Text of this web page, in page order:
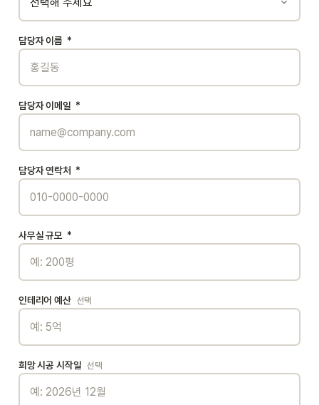
담당자 이름 *
담당자 이메일 *
담당자 연락처 *
사무실 규모 *
인테리어 예산 선택
희망 시공 시작일 선택